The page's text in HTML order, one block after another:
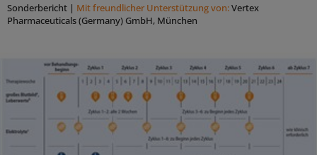
Sonderbericht | Mit freundlicher Unterstützung von:Vertex
Pharmaceuticals (Germany) GmbH, München